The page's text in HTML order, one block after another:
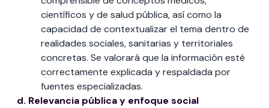
científicos y de salud pública, así como la
capacidad de contextualizar el tema dentro de
realidades sociales, sanitarias y territoriales
concretas. Se valorará que la información esté
correctamente explicada y respaldada por
fuentes especializadas.
d. Relevancia pública y enfoque social